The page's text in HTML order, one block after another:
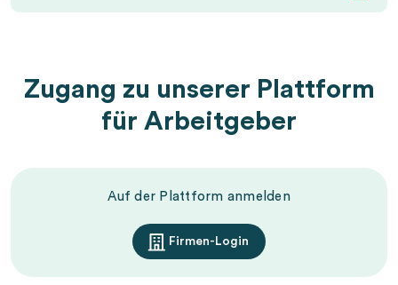
Zugang zu unserer Plattform
für Arbeitgeber
Auf der Plattform anmelden
Firmen-Login